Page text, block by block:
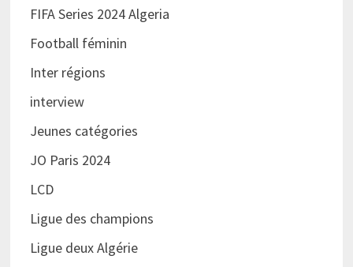
FIFA Series 2024 Algeria
Football féminin
Inter régions
interview
Jeunes catégories
JO Paris 2024
LCD
Ligue des champions
Ligue deux Algérie